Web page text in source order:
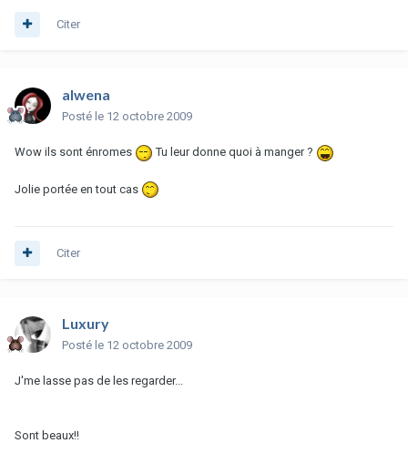
Citer
alwena
Posté le 12 octobre 2009
Wow ils sont énromes Tu leur donne quoi à manger ?
Jolie portée en tout cas
Citer
Luxury
Posté le 12 octobre 2009
J'me lasse pas de les regarder...
Sont beaux!!